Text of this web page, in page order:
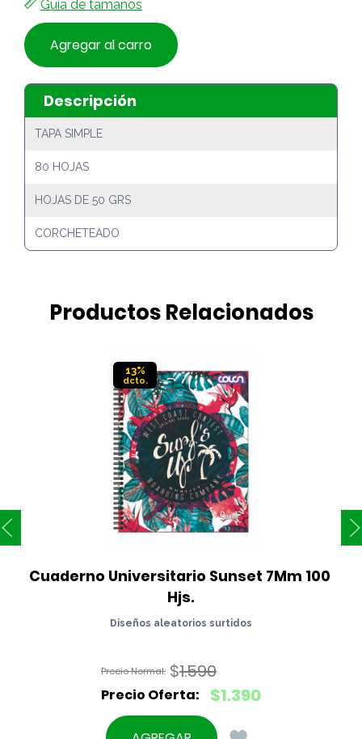
Guía de tamaños
Agregar al carro
Descripción
TAPA SIMPLE
80 HOJAS
HOJAS DE 50 GRS
CORCHETEADO
Productos Relacionados
13%
Cuaderno Universitario Sunset 7Mm 100
Hjs.
Diseños aleatorios surtidos
$1.590
El
precio
original
$1.390
El
precio